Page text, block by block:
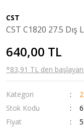
CST
CST C1820 27.5
640,00 TL
*83,91 TL den
Kategori
Stok Kodu
Fiyat